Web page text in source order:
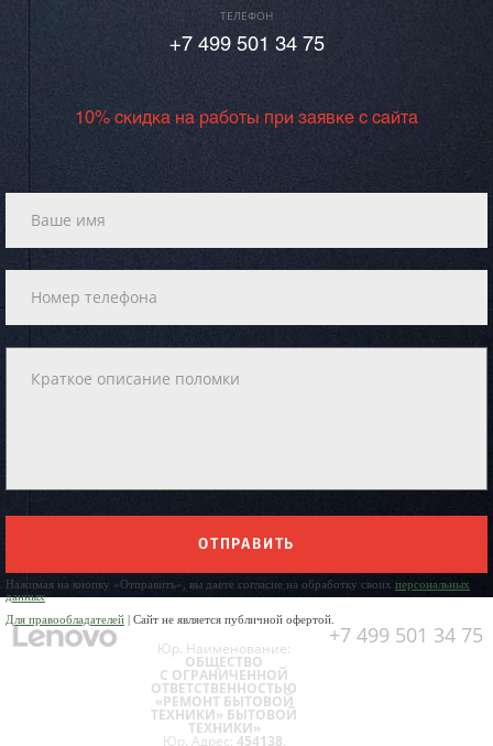
ТЕЛЕФОН
+7 499 501 34 75
10% скидка на работы при заявке с сайта
ОТПРАВИТЬ
Нажимая на кнопку «Отправить», вы даете согласие на обработку своих персональных
данных
Для правообладателей | Сайт не является публичной офертой.
+7 499 501 34 75
Юр. Наименование:
ОБЩЕСТВО
С ОГРАНИЧЕННОЙ
ОТВЕТСТВЕННОСТЬЮ
«РЕМОНТ БЫТОВОЙ
ТЕХНИКИ» БЫТОВОЙ
ТЕХНИКИ»
Юр. Адрес: 454138,